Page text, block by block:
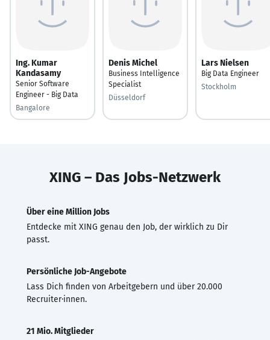
Ing. Kumar
Kandasamy
Senior Software
Engineer - Big Data
Bangalore
Denis Michel
Business Intelligence
Specialist
Düsseldorf
Lars Nielsen
Big Data Engineer
Stockholm
XING – Das Jobs-Netzwerk
Über eine Million Jobs
Entdecke mit XING genau den Job, der wirklich zu Dir
passt.
Persönliche Job-Angebote
Lass Dich finden von Arbeitgebern und über 20.000
Recruiter·innen.
21 Mio. Mitglieder